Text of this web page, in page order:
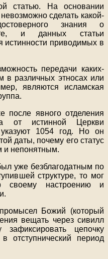
статью. На основании
сделать какой-
знания о
и данных статьи
истинности приводимых в
передачи каких-
в различных этносах или
являются исламская
явного отделения
от истинной Церкви
1054 год. Но он
даты, почему его статус
и непонятным.
уже безблагодатным по
структуре, то мог
своему настроению и
Божий (который
вещать через сивилл
цепочку
отступнический период